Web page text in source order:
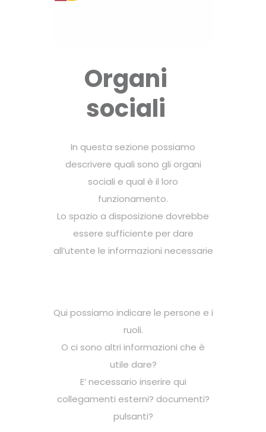
Organi
sociali
In questa sezione possiamo
descrivere quali sono gli organi
sociali e qual è il loro
funzionamento.
Lo spazio a disposizione dovrebbe
essere sufficiente per dare
all’utente le informazioni necessarie
Qui possiamo indicare le persone e i
ruoli.
O ci sono altri informazioni che è
utile dare?
E’ necessario inserire qui
collegamenti esterni? documenti?
pulsanti?